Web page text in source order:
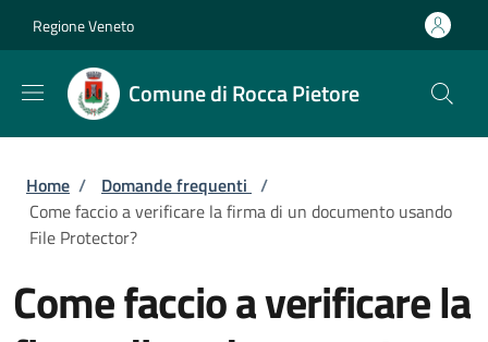
Regione Veneto
Comune di Rocca Pietore
Briciole di pane
Home / Domande frequenti /
Come faccio a verificare la firma di un documento usando
File Protector?
Come faccio a verificare la